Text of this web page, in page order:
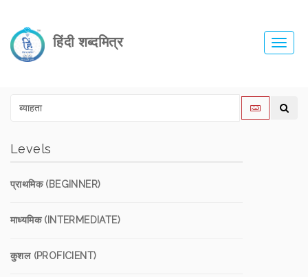
हिंदी शब्दमित्र
Levels
प्राथमिक (BEGINNER)
माध्यमिक (INTERMEDIATE)
कुशल (PROFICIENT)